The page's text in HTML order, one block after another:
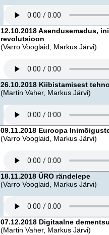
12.10.2018 Asendusemadus,
revolutsioon
(Varro Vooglaid, Markus Järvi)
26.10.2018 Kiibistamisest
(Martin Vaher, Markus Järvi)
09.11.2018 Euroopa
(Varro Vooglaid, Markus Järvi)
18.11.2018 ÜRO rändelepe
(Varro Vooglaid, Markus Järvi)
07.12.2018 Digitaalne
(Martin Vaher, Markus Järvi)